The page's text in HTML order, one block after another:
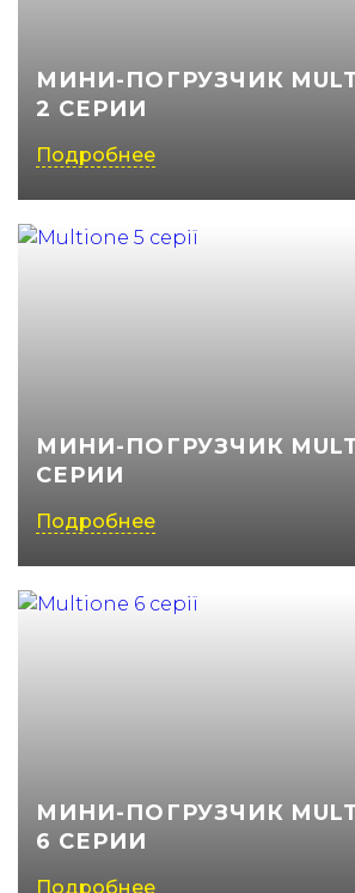
МИНИ-ПОГРУЗЧИК
2 СЕРИИ
Подробнее
МИНИ-ПОГРУЗЧИК
СЕРИИ
Подробнее
МИНИ-ПОГРУЗЧИК
6 СЕРИИ
Подробнее